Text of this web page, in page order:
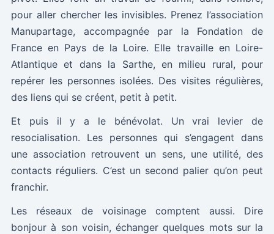
pour aller chercher les invisibles. Prenez l’association
Manupartage, accompagnée par la Fondation de
France en Pays de la Loire. Elle travaille en Loire-
Atlantique et dans la Sarthe, en milieu rural, pour
repérer les personnes isolées. Des visites régulières,
des liens qui se créent, petit à petit.
Et puis il y a le bénévolat. Un vrai levier de
resocialisation. Les personnes qui s’engagent dans
une association retrouvent un sens, une utilité, des
contacts réguliers. C’est un second palier qu’on peut
franchir.
Les réseaux de voisinage comptent aussi. Dire
bonjour à son voisin, échanger quelques mots sur la